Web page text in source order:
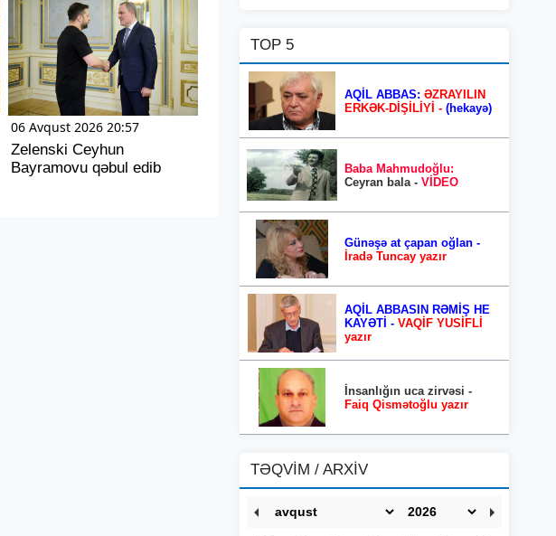
06 Avqust 2026 20:57
Zelenski Ceyhun
Bayramovu qəbul edib
TOP 5
AQİL ABBAS: ƏZRAYILIN
ERKƏK-DİŞİLİYİ - (hekayə)
Baba Mahmudoğlu:
Ceyran bala - VİDEO
Günəşə at çapan oğlan -
İradə Tuncay yazır
AQİL ABBASIN RƏMİŞ HE
KAYƏTİ - VAQİF YUSİFLİ
yazır
İnsanlığın uca zirvəsi -
Faiq Qismətoğlu yazır
TƏQVİM / ARXİV